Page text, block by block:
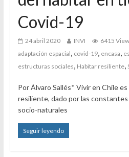
Covid-19
24 abril 2020 INVI 6415
adaptación espacial, covid-19, encasa,
estructuras sociales, Habitar resiliente,
Por Álvaro Sallés* Vivir en Chile
resiliente, dado por las
socio-naturales
Seguir leyendo